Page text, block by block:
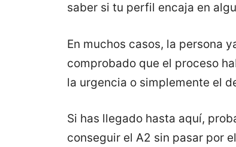
saber si tu perfil encaja en
En muchos casos, la persona
comprobado que el proceso
la urgencia o simplemente el
Si has llegado hasta aquí,
conseguir el A2 sin pasar por